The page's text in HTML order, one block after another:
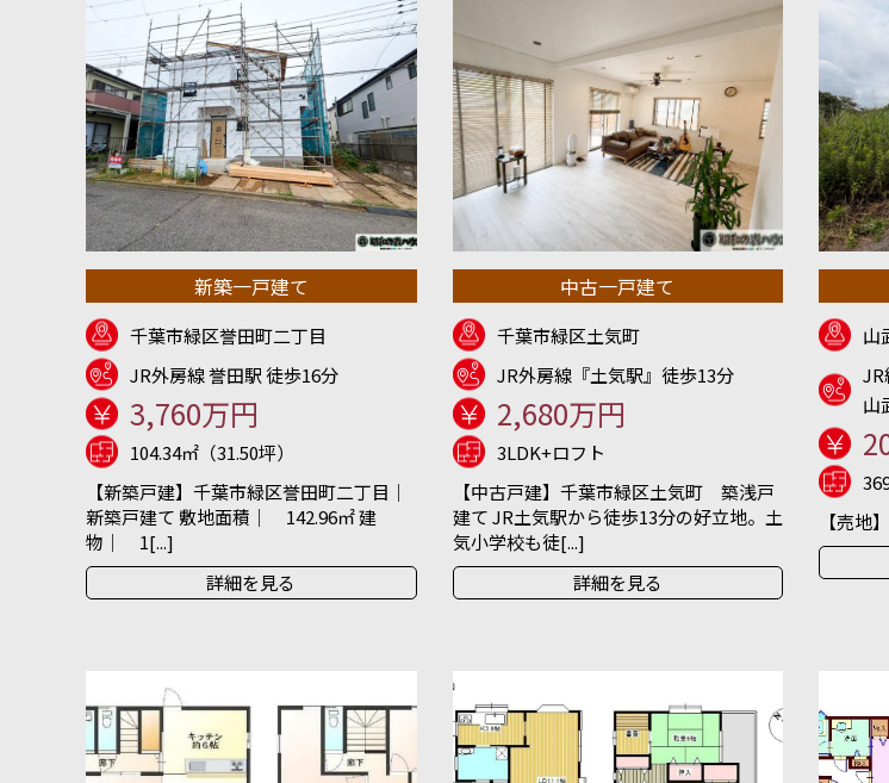
新築一戸建て
千葉市緑区誉田町二丁目
JR外房線 誉田駅 徒歩16分
3,760万円
104.34㎡（31.50坪）
【新築戸建】千葉市緑区誉田町二丁目｜
新築戸建て 敷地面積｜ 142.96㎡ 建
物｜ 1[...]
詳細を見る
中古一戸建て
千葉市緑区土気町
JR外房線『土気駅』徒歩13分
2,680万円
3LDK+ロフト
【中古戸建】千葉市緑区土気町 築浅戸
建て JR土気駅から徒歩13分の好立地。土
気小学校も徒[...]
詳細を見る
山
山
【売